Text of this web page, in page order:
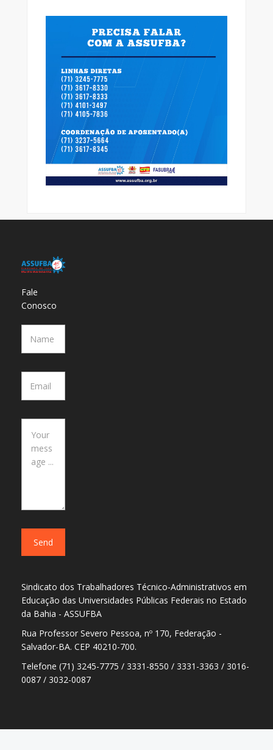
Fale
Conosco
Sindicato dos Trabalhadores Técnico-Administrativos em
Educação das Universidades Públicas Federais no Estado
da Bahia - ASSUFBA
Rua Professor Severo Pessoa, nº 170, Federação -
Salvador-BA. CEP 40210-700.
Telefone (71) 3245-7775 / 3331-8550 / 3331-3363 / 3016-
0087 / 3032-0087